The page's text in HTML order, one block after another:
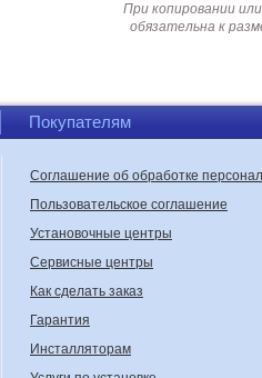
При копировании
обязательна к
Покупателям
Соглашение об обработке
Пользовательское соглашение
Установочные центры
Сервисные центры
Как сделать заказ
Гарантия
Инсталляторам